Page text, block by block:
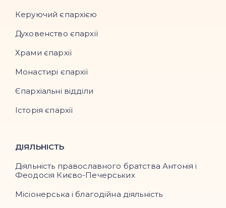
Керуючий єпархією
Духовенство єпархії
Храми єпархії
Монастирі єпархії
Єпархіальні відділи
Історія єпархії
ДІЯЛЬНІСТЬ
Діяльність православного братства Антонія і
Феодосія Києво-Печерських
Місіонерська і благодійна діяльність